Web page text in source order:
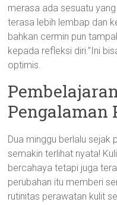
merasa ada sesuatu
terasa lebih lembap dan
bahkan cermin pun
kepada refleksi diri.”Ini
optimis.
Pengalaman
Dua minggu berlalu sejak
semakin terlihat nyata!
bercahaya tetapi juga
perubahan itu memberi
rutinitas perawatan kulit